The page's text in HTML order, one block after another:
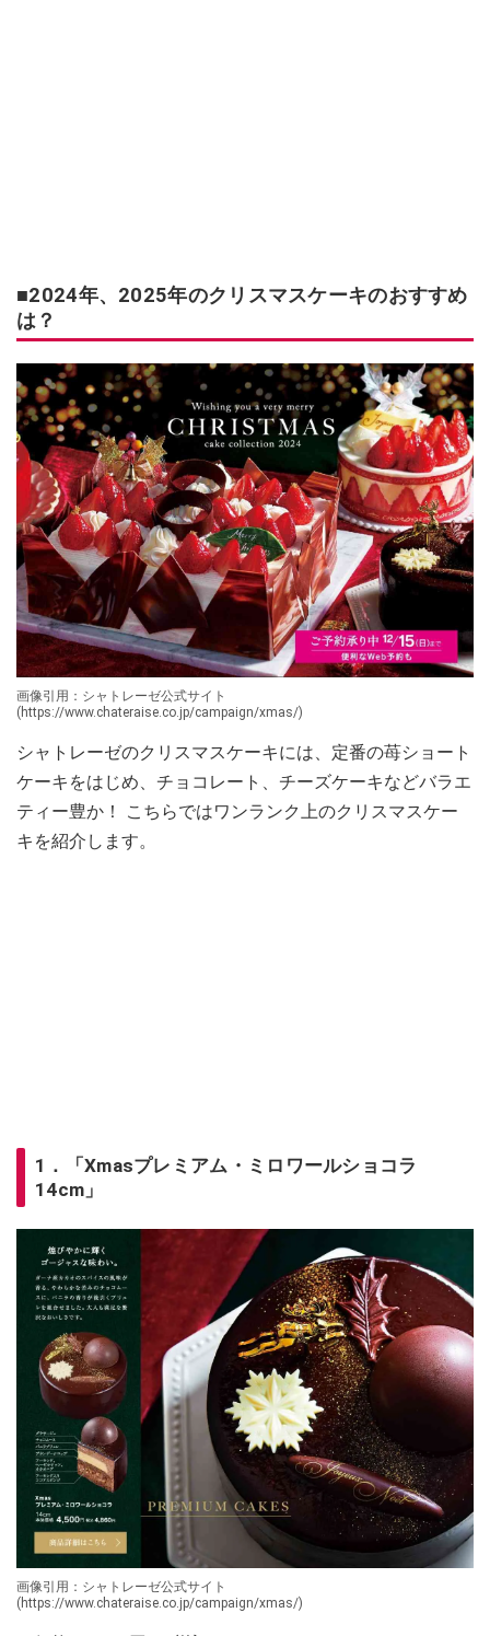
■2024年、2025年のクリスマスケーキのおすすめ
は？
画像引用：シャトレーゼ公式サイト
(https://www.chateraise.co.jp/campaign/xmas/)
シャトレーゼのクリスマスケーキには、定番の苺ショート
ケーキをはじめ、チョコレート、チーズケーキなどバラエ
ティー豊か！ こちらではワンランク上のクリスマスケー
キを紹介します。
1．「Xmasプレミアム・ミロワールショコラ
14cm」
画像引用：シャトレーゼ公式サイト
(https://www.chateraise.co.jp/campaign/xmas/)